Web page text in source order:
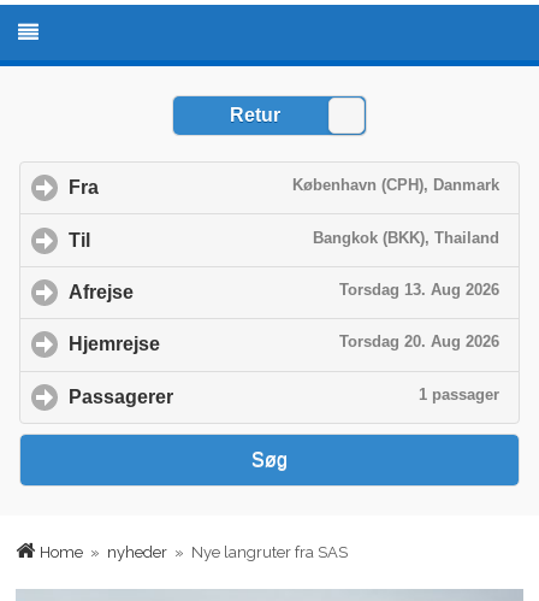
Home » nyheder » Nye langruter fra SAS